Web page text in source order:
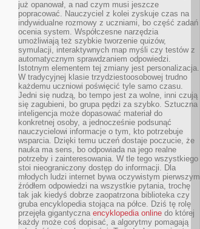
już opanował, a nad czym musi jeszcze
popracować. Nauczyciel z kolei zyskuje czas na
indywidualne rozmowy z uczniami, bo część zadań
ocenia system. Współczesne narzędzia
umożliwiają też szybkie tworzenie quizów,
symulacji, interaktywnych map myśli czy testów z
automatycznym sprawdzaniem odpowiedzi.
Istotnym elementem tej zmiany jest personalizacja.
W tradycyjnej klasie trzydziestoosobowej trudno
każdemu uczniowi poświęcić tyle samo czasu.
Jedni się nudzą, bo tempo jest za wolne, inni czują
się zagubieni, bo grupa pędzi za szybko. Sztuczna
inteligencja może dopasować materiał do
konkretnej osoby, a jednocześnie podsunąć
nauczycielowi informacje o tym, kto potrzebuje
wsparcia. Dzięki temu uczeń dostaje poczucie, że
nauka ma sens, bo odpowiada na jego realne
potrzeby i zainteresowania. W tle tego wszystkiego
stoi nieograniczony dostęp do informacji. Dla
młodych ludzi internet bywa oczywistym pierwszym
źródłem odpowiedzi na wszystkie pytania, trochę
tak jak kiedyś dobrze zaopatrzona biblioteka czy
gruba encyklopedia stojąca na półce. Dziś tę rolę
przejęła gigantyczna encyklopedia online do której
każdy może coś dopisać, a algorytmy pomagają